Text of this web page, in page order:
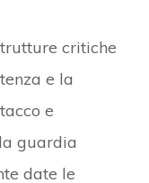
critiche
e la
e
guardia
date le